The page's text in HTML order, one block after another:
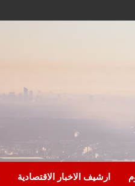
ارشيف الاخبار الاقتصادية